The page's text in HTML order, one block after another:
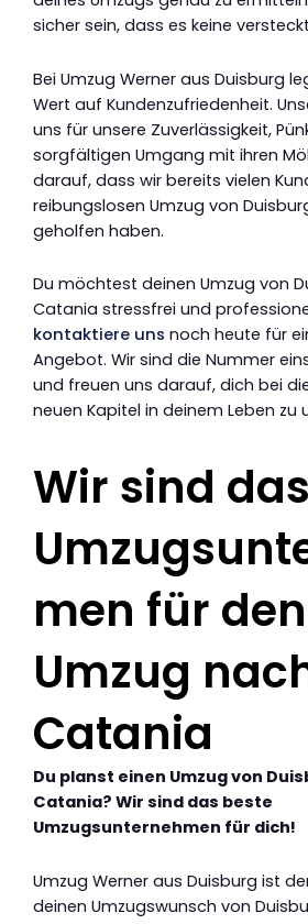
sicher sein, dass es keine
Bei Umzug Werner aus Duisburg
Wert auf Kundenzufriedenheit.
uns für unsere Zuverlässigkeit,
sorgfältigen Umgang mit ihren
darauf, dass wir bereits vielen
reibungslosen Umzug von
geholfen haben.
Du möchtest deinen Umzug von
Catania stressfrei und
kontaktiere uns noch heute für
Angebot. Wir sind die Nummer
und freuen uns darauf, dich bei
neuen Kapitel in deinem Leben zu
Wir sind
men für den
Umzug
Catania
Du planst einen Umzug von
Catania? Wir sind das beste
Umzugsunternehmen für dich!
Umzug Werner aus Duisburg ist
deinen Umzugswunsch von